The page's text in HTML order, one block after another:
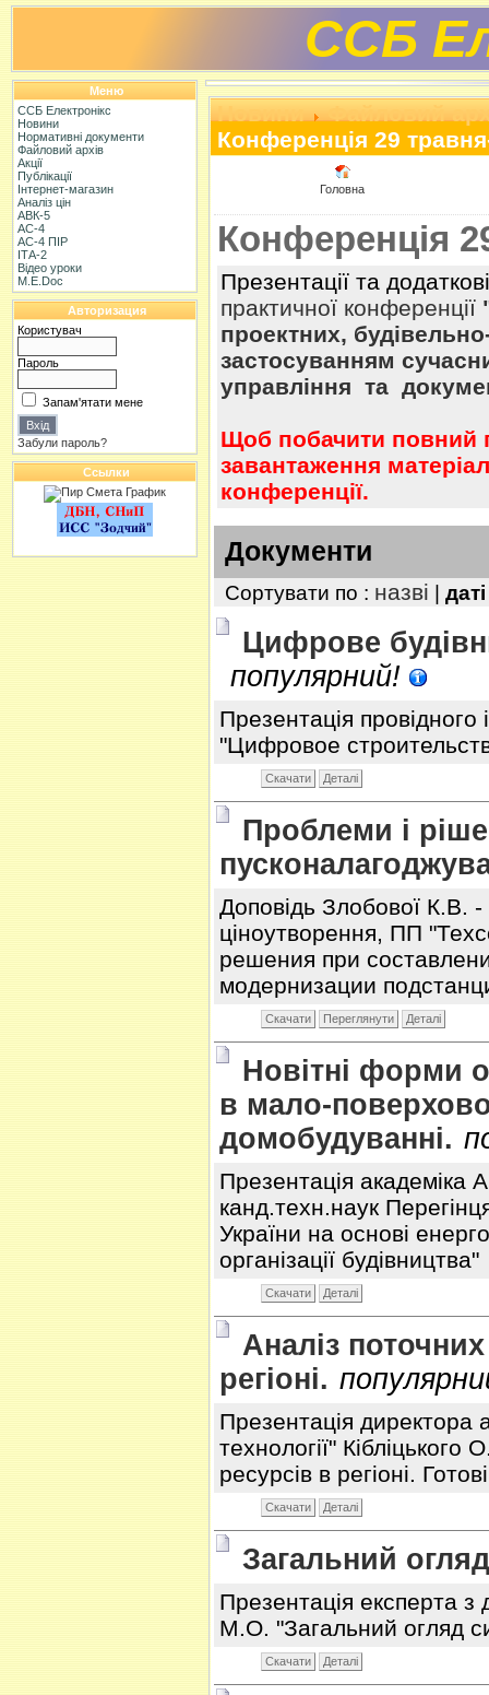
ССБ
Меню
ССБ Електронікс
Новини
Нормативні документи
Файловий архів
Акції
Публікації
Інтернет-магазин
Аналіз цін
АВК-5
АС-4
АС-4 ПІР
ІТА-2
Відео уроки
M.E.Doc
Авторизация
Користувач
Пароль
Запам'ятати мене
Забули пароль?
Ссылки
Новини
Файловий
Конференція 29
Головна
Конференція
Презентації та
практичної конференції
проектних,
застосуванням
управління та
Щоб побачити повний
завантаження
конференції.
Документи
Сортувати по : назві
Цифрове
популярний!
Презентація
"Цифровое
Скачати Деталі
Проблеми і
Доповідь Злобової К.В.
ціноутворення, ПП
решения при
модернизации
Скачати Переглянути Деталі
Новітні форми
в мало-
домобудуванні.
Презентація академіка
канд.техн.наук
України на основі
організації будівництва"
Скачати Деталі
Аналіз
регіоні.
Презентація директора
технології"
ресурсів в регіоні.
Скачати Деталі
Загальний
Презентація експерта з
М.О. "Загальний огляд
Скачати Деталі